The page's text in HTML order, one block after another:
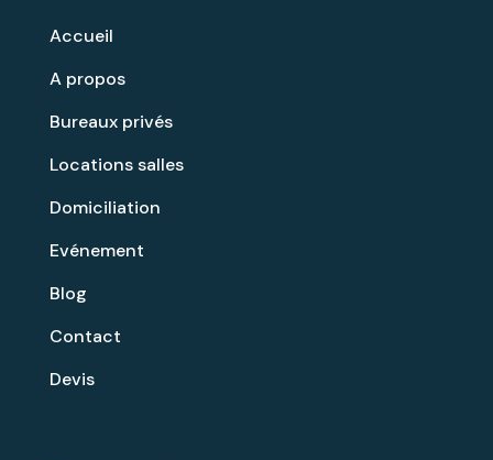
Accueil
A propos
Bureaux privés
Locations salles
Domiciliation
Evénement
Blog
Contact
Devis